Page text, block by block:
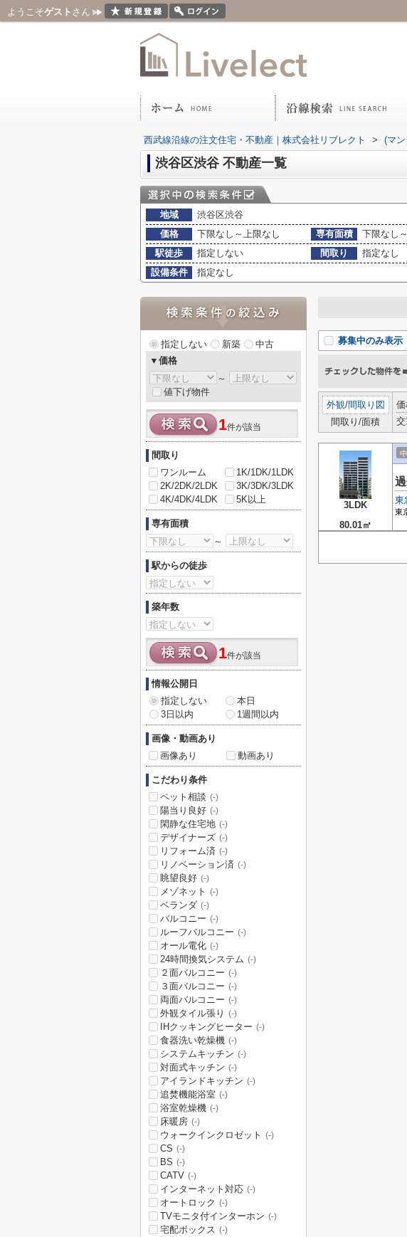
ようこそゲスト さん
西武線沿線の注文住宅・不動産｜株式会社リブレクト > (マ
渋谷区渋谷 不動産一覧
地域
渋谷区渋谷
価格
下限なし～上限なし 専有面積 下限なし
駅徒歩
指定しない 間取り
指定なし
設備条件
指定なし
募集中のみ表示
外観/間取り図
間取り/面積
3LDK
80.01㎡
東
東
指定しない 新築
中古
▼価格
～
値下げ物件
1件が該当
間取り
ワンルーム
1K/1DK/1LDK
2K/2DK/2LDK
3K/3DK/3LDK
4K/4DK/4LDK
5K以上
専有面積
～
駅からの徒歩
築年数
1件が該当
情報公開日
指定しない
本日
3日以内
1週間以内
画像・動画あり
画像あり
動画あり
こだわり条件
ペット相談 (-)
陽当り良好 (-)
閑静な住宅地 (-)
デザイナーズ (-)
リフォーム済 (-)
リノベーション済 (-)
眺望良好 (-)
メゾネット (-)
ベランダ (-)
バルコニー (-)
ルーフバルコニー (-)
オール電化 (-)
24時間換気システム (-)
２面バルコニー (-)
３面バルコニー (-)
両面バルコニー (-)
外観タイル張り (-)
IHクッキングヒーター (-)
食器洗い乾燥機 (-)
システムキッチン (-)
対面式キッチン (-)
アイランドキッチン (-)
追焚機能浴室 (-)
浴室乾燥機 (-)
床暖房 (-)
ウォークインクロゼット (-)
CS (-)
BS (-)
CATV (-)
インターネット対応 (-)
オートロック (-)
TVモニタ付インターホン (-)
宅配ボックス (-)